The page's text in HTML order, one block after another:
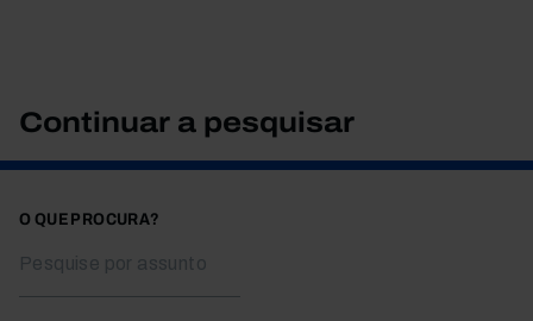
Continuar a pesquisar
O QUE PROCURA?